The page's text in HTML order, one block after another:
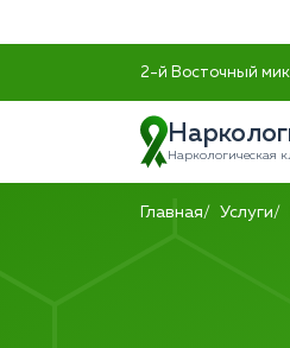
2-й Восточный
Наркологическая
Главная Услуги